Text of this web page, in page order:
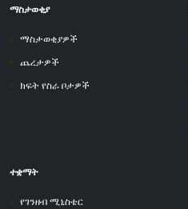
ማስታወቂያ
ማስታወቂያዎች
ጨረታዎች
ክፍት የስራ ቦታዎች
ተቋማት
የገንዘብ ሚኒስቴር